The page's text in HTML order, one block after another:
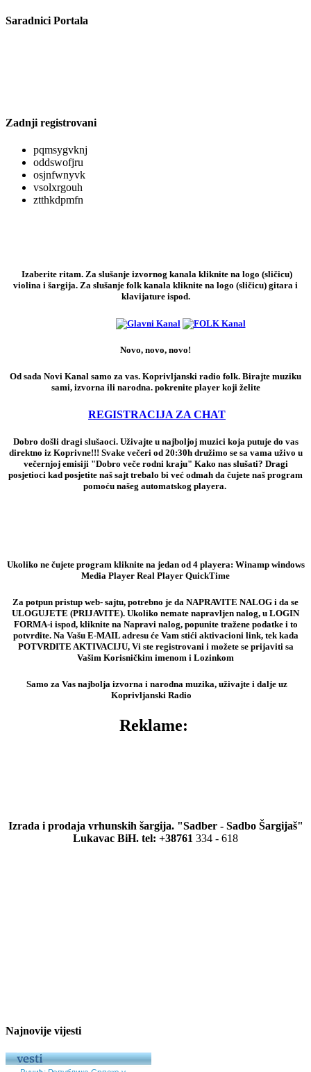
Saradnici Portala
Zadnji registrovani
pqmsygvknj
oddswofjru
osjnfwnyvk
vsolxrgouh
ztthkdpmfn
Izaberite ritam. Za slušanje izvornog kanala kliknite na logo (sličicu)
violina i šargija. Za slušanje folk kanala kliknite na logo (sličicu) gitara i
klavijature ispod.
Novo, novo, novo!
Od sada Novi Kanal samo za vas. Koprivljanski radio folk. Birajte muziku
sami, izvorna ili narodna. pokrenite player koji želite
REGISTRACIJA ZA CHAT
Dobro došli dragi slušaoci. Uživajte u najboljoj muzici koja putuje do vas
direktno iz Koprivne!!! Svake večeri od 20:30h družimo se sa vama uživo u
večernjoj emisiji "Dobro veče rodni kraju" Kako nas slušati? Dragi
posjetioci kad posjetite naš sajt trebalo bi već odmah da čujete naš program
pomoću našeg automatskog playera.
Ukoliko ne čujete program kliknite na jedan od 4 playera: Winamp windows
Media Player Real Player QuickTime
Za potpun pristup web- sajtu, potrebno je da NAPRAVITE NALOG i da se
ULOGUJETE (PRIJAVITE). Ukoliko nemate napravljen nalog, u LOGIN
FORMA-i ispod, kliknite na Napravi nalog, popunite tražene podatke i to
potvrdite. Na Vašu E-MAIL adresu će Vam stići aktivacioni link, tek kada
POTVRDITE AKTIVACIJU, Vi ste registrovani i možete se prijaviti sa
Vašim Korisničkim imenom i Lozinkom
Samo za Vas najbolja izvorna i narodna muzika, uživajte i dalje uz
Koprivljanski Radio
Reklame:
Izrada i prodaja vrhunskih šargija. "Sadber - Sadbo Šargijaš"
Lukavac BiH. tel: +38761 334 - 618
Najnovije vijesti